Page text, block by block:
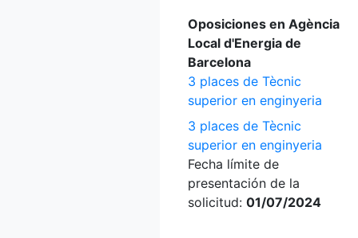
Oposiciones en Agència
Local d'Energia de
Barcelona
3 places de Tècnic
superior en enginyeria
3 places de Tècnic
superior en enginyeria
Fecha límite de
presentación de la
solicitud: 01/07/2024